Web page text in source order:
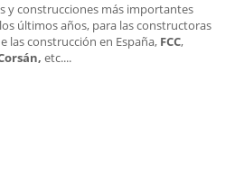
y construcciones más importantes
últimos años, para las constructoras
las construcción en España, FCC,
etc....